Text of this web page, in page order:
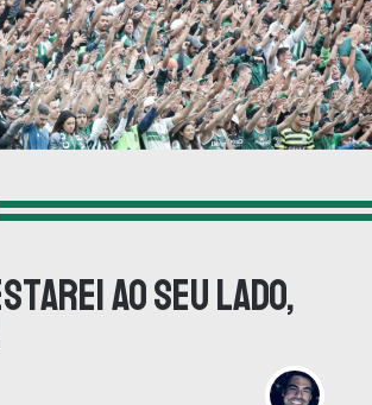
ao seu lado,